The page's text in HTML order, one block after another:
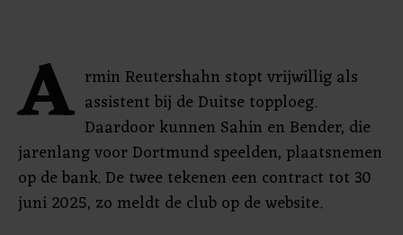
A rmin Reutershahn stopt vrijwillig als
assistent bij de Duitse topploeg.
Daardoor kunnen Sahin en Bender, die
jarenlang voor Dortmund speelden, plaatsnemen
op de bank. De twee tekenen een contract tot 30
juni 2025, zo meldt de club op de website.